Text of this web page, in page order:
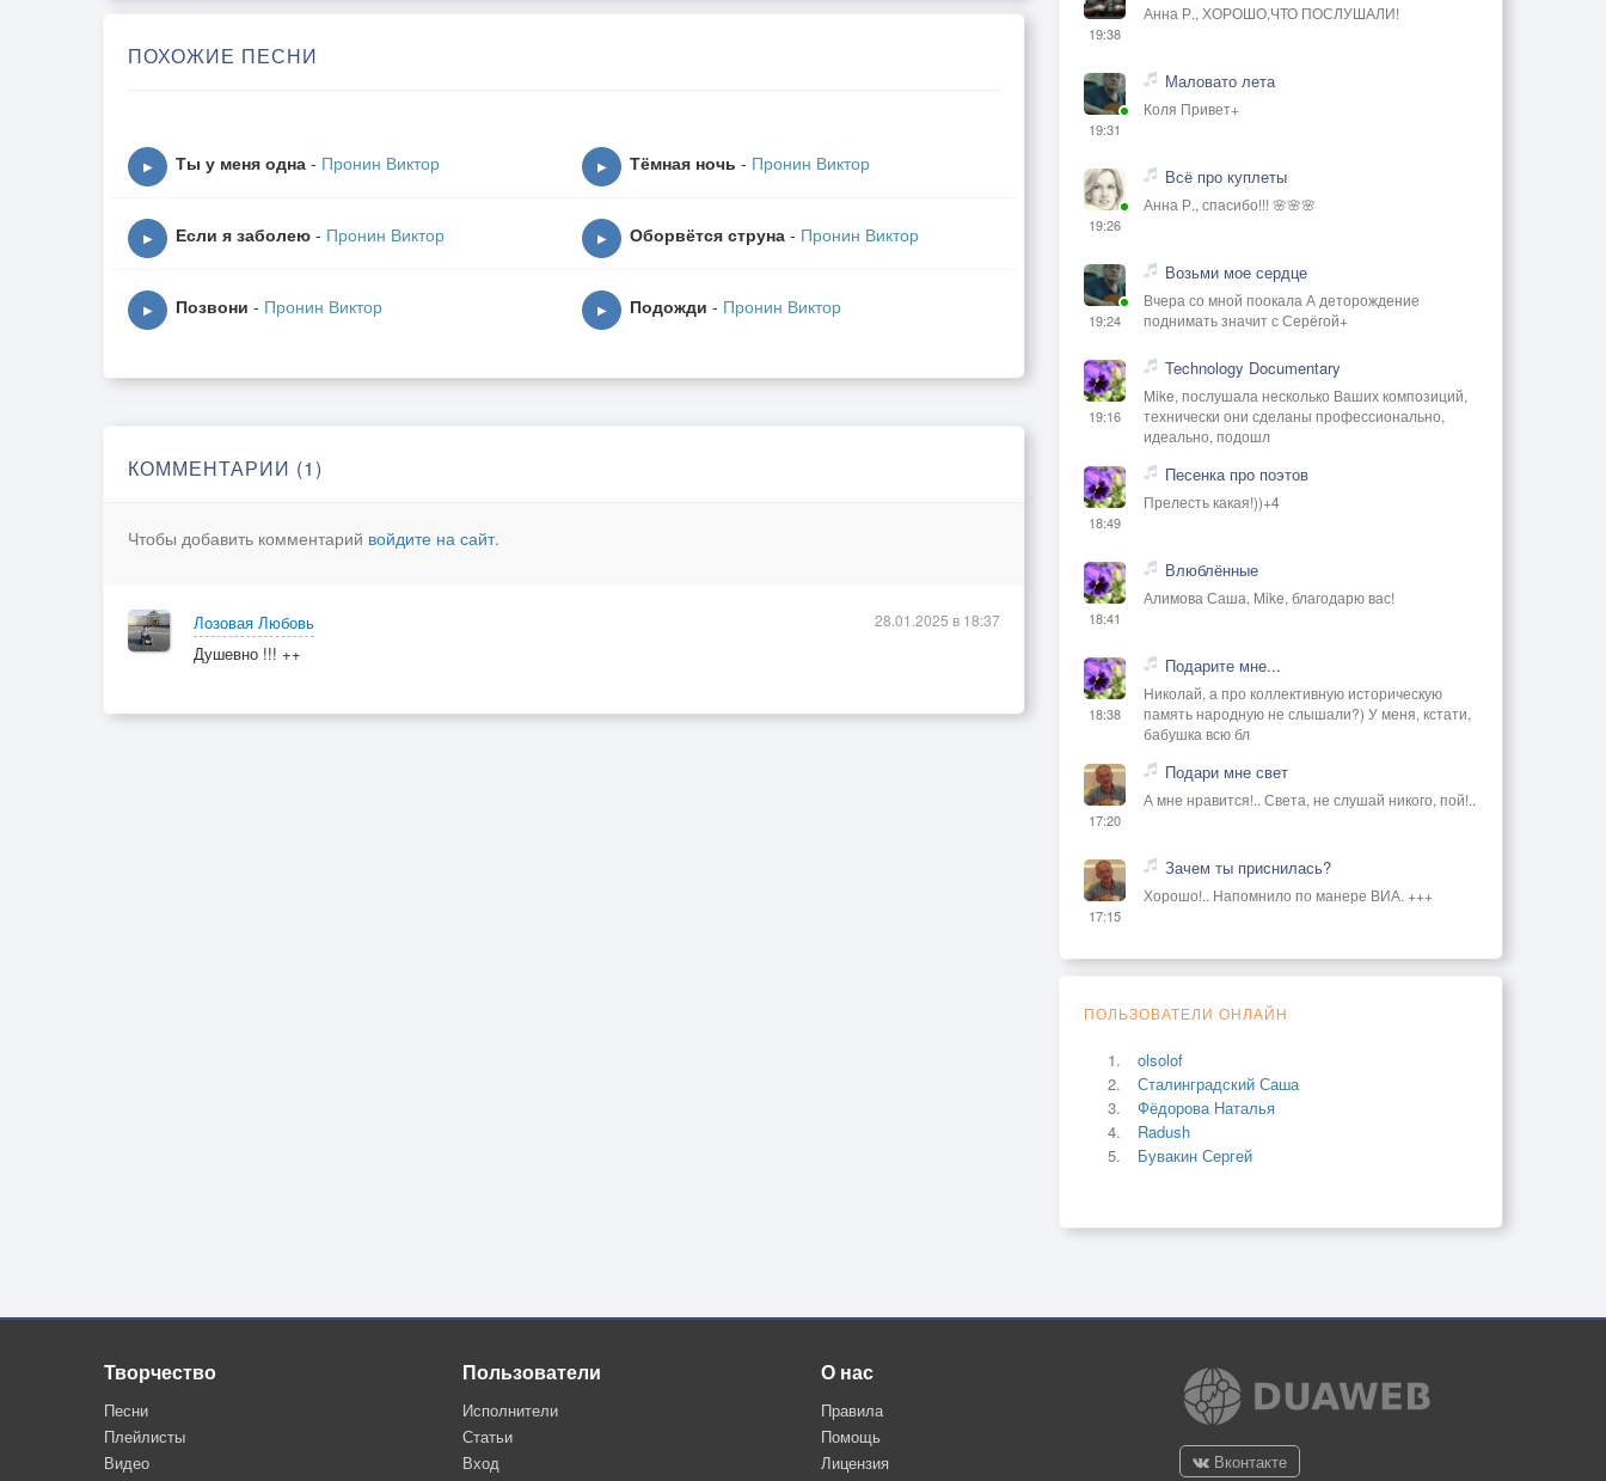
ПОХОЖИЕ ПЕСНИ
▶ Ты у меня одна - Пронин Виктор ▶ Тёмная ночь - Пронин Виктор
▶ Если я заболею - Пронин Виктор ▶ Оборвётся струна - Пронин Виктор
▶ Позвони - Пронин Виктор ▶ Подожди - Пронин Виктор
КОММЕНТАРИИ (1)
Чтобы добавить комментарий войдите на сайт.
Лозовая Любовь
Душевно !!! ++
28.01.2025 в 18:37
19:38
Анна Р., ХОРОШО,ЧТО ПОСЛУШАЛИ!
19:31
Маловато лета
Коля Привет+
19:26
Всё про куплеты
Анна Р., спасибо!!! 🌸🌸🌸
19:24
Возьми мое сердце
Вчера со мной поокала А деторождение
поднимать значит с Серёгой+
19:16
Technology Documentary
Mike, послушала несколько Ваших композиций,
технически они сделаны профессионально,
идеально, подошл
18:49
Песенка про поэтов
Прелесть какая!))+4
18:41
Влюблённые
Алимова Саша, Mike, благодарю вас!
18:38
Подарите мне...
Николай, а про коллективную историческую
память народную не слышали?) У меня, кстати,
бабушка всю бл
17:20
Подари мне свет
А мне нравится!.. Света, не слушай никого, пой!..
17:15
Зачем ты приснилась?
Хорошо!.. Напомнило по манере ВИА. +++
ПОЛЬЗОВАТЕЛИ ОНЛАЙН
olsolof
Сталинградский Саша
Фёдорова Наталья
Radush
Бувакин Сергей
Творчество
Песни
Плейлисты
Видео
Пользователи
Исполнители
Статьи
Вход
О нас
Правила
Помощь
Лицензия
Вконтакте